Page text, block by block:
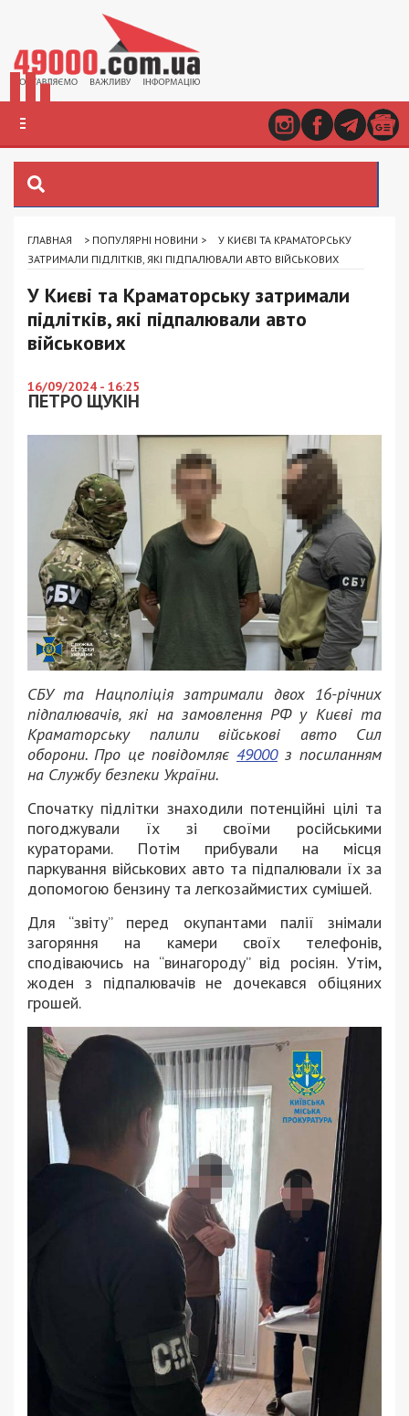
ГЛАВНАЯ > ПОПУЛЯРНІ НОВИНИ >
У КИЄВІ ТА КРАМАТОРСЬКУ
ЗАТРИМАЛИ ПІДЛІТКІВ, ЯКІ ПІДПАЛЮВАЛИ АВТО ВІЙСЬКОВИХ
У Києві та Краматорську затримали
підлітків, які підпалювали авто
військових
16/09/2024 - 16:25
ПЕТРО ЩУКІН
СБУ та Нацполіція затримали двох 16-річних
підпалювачів, які на замовлення РФ у Києві та
Краматорську палили військові авто Сил
оборони. Про це повідомляє 49000з посиланням
на Службу безпеки України.
Спочатку підлітки знаходили потенційні цілі та
погоджували їх зі своїми російськими
кураторами. Потім прибували на місця
паркування військових авто та підпалювали їх за
допомогою бензину та легкозаймистих сумішей.
Для “звіту” перед окупантами палії знімали
загоряння на камери своїх телефонів,
сподіваючись на “винагороду” від росіян. Утім,
жоден з підпалювачів не дочекався обіцяних
грошей.